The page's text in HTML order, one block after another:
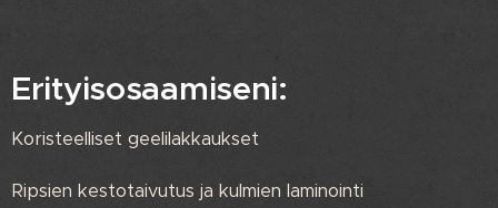
Erityisosaamiseni:
Koristeelliset geelilakkaukset
Ripsien kestotaivutus ja kulmien laminointi